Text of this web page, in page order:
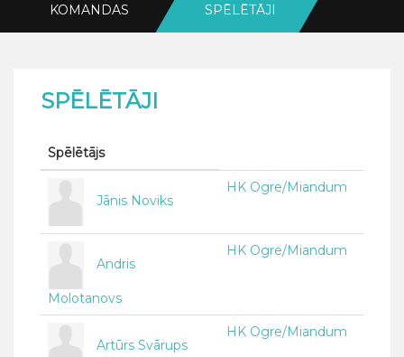
KOMANDAS SPĒLĒTĀJI
SPĒLĒTĀJI
Spēlētājs
Jānis Noviks
HK Ogre/Miandum
Andris
Molotanovs
HK Ogre/Miandum
Artūrs Svārups
HK Ogre/Miandum